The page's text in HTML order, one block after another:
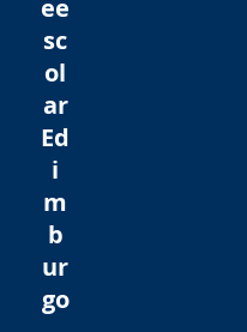
ee
sc
ol
ar
Ed
i
m
b
ur
go